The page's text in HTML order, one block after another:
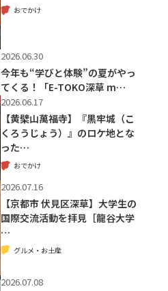
おでかけ
2026.06.30
今年も“学びと体験”の夏がやっ
てくる！「E-TOKO深草 m…
2026.06.17
【黄檗山萬福寺】『黒牢城（こ
くろうじょう）』のロケ地とな
った…
おでかけ
2026.07.16
【京都市 伏見区深草】大学生の
国際交流活動を拝見［龍谷大学
…
グルメ・お土産
2026.07.08